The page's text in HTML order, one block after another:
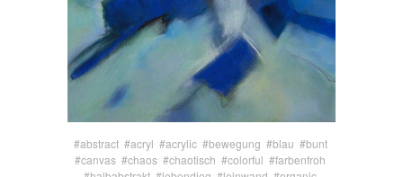
#abstract #acryl #acrylic #bewegung #blau #bunt
#canvas #chaos #chaotisch #colorful #farbenfroh